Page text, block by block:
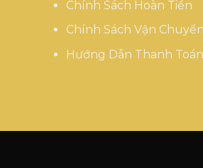
Chính Sách Hoàn Tiền
Chính Sách Vận
Hướng Dẫn Thanh Toán